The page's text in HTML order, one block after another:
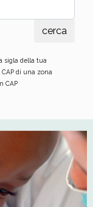
sigla della tua
di una zona
CAP